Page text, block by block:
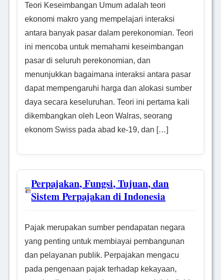
Teori Keseimbangan Umum adalah teori
ekonomi makro yang mempelajari interaksi
antara banyak pasar dalam perekonomian. Teori
ini mencoba untuk memahami keseimbangan
pasar di seluruh perekonomian, dan
menunjukkan bagaimana interaksi antara pasar
dapat mempengaruhi harga dan alokasi sumber
daya secara keseluruhan. Teori ini pertama kali
dikembangkan oleh Leon Walras, seorang
ekonom Swiss pada abad ke-19, dan […]
Perpajakan, Fungsi, Tujuan, dan
Sistem Perpajakan di Indonesia
Pajak merupakan sumber pendapatan negara
yang penting untuk membiayai pembangunan
dan pelayanan publik. Perpajakan mengacu
pada pengenaan pajak terhadap kekayaan,